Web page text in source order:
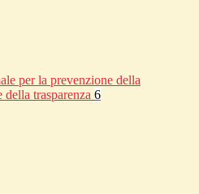
per la prevenzione della
della trasparenza 6